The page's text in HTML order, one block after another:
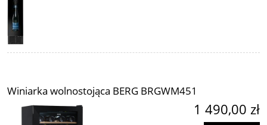
Winiarka wolnostojąca BERG BRGWM451
1 490,00 zł